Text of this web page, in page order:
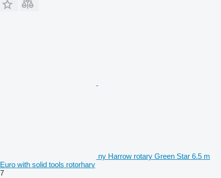
ny Harrow rotary Green Star 6.5 m
Euro with solid tools rotorharv
7